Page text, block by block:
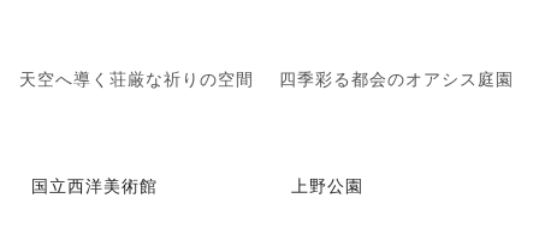
天空へ導く荘厳な祈りの空間 四季彩る都会のオアシス庭園
国立西洋美術館 上野公園